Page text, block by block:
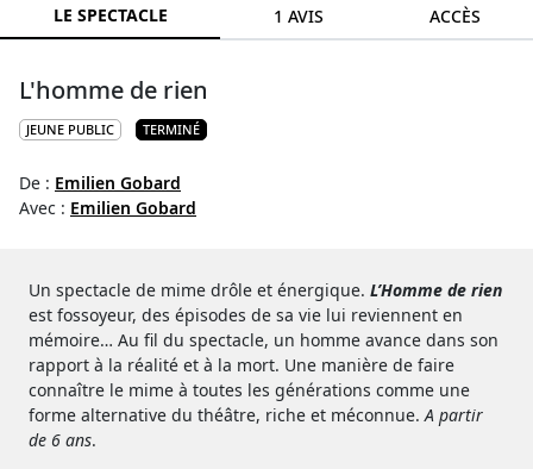
LE SPECTACLE 1 AVIS ACCÈS
L'homme de rien
JEUNE PUBLIC TERMINÉ
De : Emilien Gobard
Avec : Emilien Gobard
Un spectacle de mime drôle et énergique. L’Homme de rien
est fossoyeur, des épisodes de sa vie lui reviennent en
mémoire… Au fil du spectacle, un homme avance dans son
rapport à la réalité et à la mort. Une manière de faire
connaître le mime à toutes les générations comme une
forme alternative du théâtre, riche et méconnue.A partir
de 6 ans.